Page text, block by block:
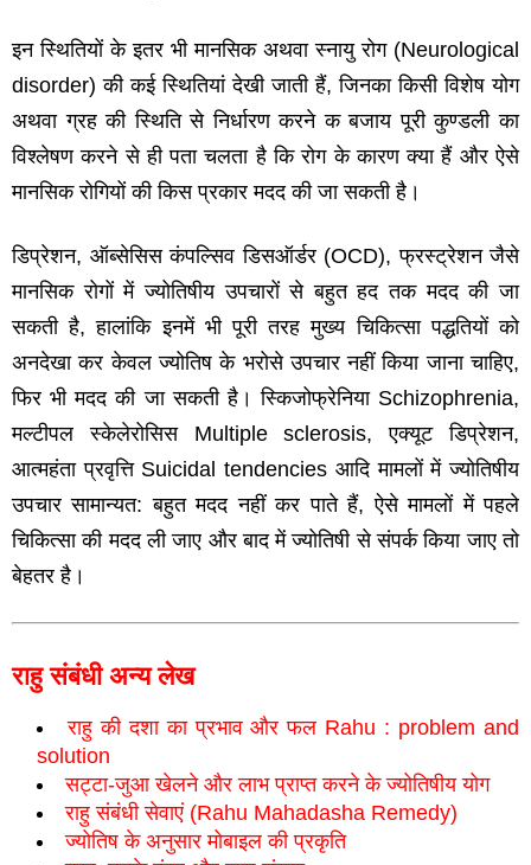
इन स्थितियों के इतर भी मानसिक अथवा स्‍नायु रोग (Neurological
disorder)की कई स्थितियां देखी जाती हैं,जिनका किसी विशेष योग
अथवा ग्रह की स्थिति से निर्धारण करने क बजाय पूरी कुण्‍डली का
विश्‍लेषण करने से ही पता चलता है कि रोग के कारण क्‍या हैं और ऐसे
मानसिक रोगियों की किस प्रकार मदद की जा सकती है।
डिप्रेशन, ऑब्‍सेसिस कंपल्सिव डिसऑर्डर (OCD),फ्रस्‍ट्रेशन जैसे
मानसिक रोगों में ज्‍योतिषीय उपचारों से बहुत हद तक मदद की जा
सकती है,हालांकि इनमें भी पूरी तरह मुख्‍य चिकित्‍सा पद्धतियों को
अनदेखा कर केवल ज्‍योतिष के भरोसे उपचार नहीं किया जाना चाहिए,
फिर भी मदद की जा सकती है। स्किजोफ्रेनिया Schizophrenia,
मल्‍टीपल स्‍केलेरोसिस Multiple sclerosis,एक्‍यूट डिप्रेशन,
आत्‍महंता प्रवृत्ति Suicidal tendencies आदि मामलों में ज्‍योतिषीय
उपचार सामान्‍यत:बहुत मदद नहीं कर पाते हैं,ऐसे मामलों में पहले
चिकित्‍सा की मदद ली जाए और बाद में ज्‍योतिषी से संपर्क किया जाए तो
बेहतर है।
राहु संबंधी अन्‍य लेख
राहु की दशा का प्रभाव और फल Rahu : problem and
solution
सट्टा-जुआ खेलने और लाभ प्राप्‍त करने के ज्‍योतिषीय योग
राहु संबंधी सेवाएं (Rahu Mahadasha Remedy)
ज्‍योतिष के अनुसार मोबाइल की प्रकृति